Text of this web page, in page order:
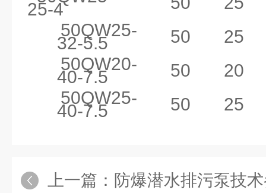
25-4
50QW25-
32-5.5 50
25
50QW20-
40-7.5 50
20
50QW25-
40-7.5 50 25
上一篇： 防爆潜水排污泵技